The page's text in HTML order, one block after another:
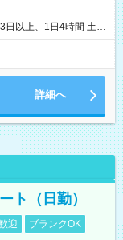
日以上、1日4時間 土曜
時間を有効活用した
詳細へ
ト（日勤）
迎
ブランクOK